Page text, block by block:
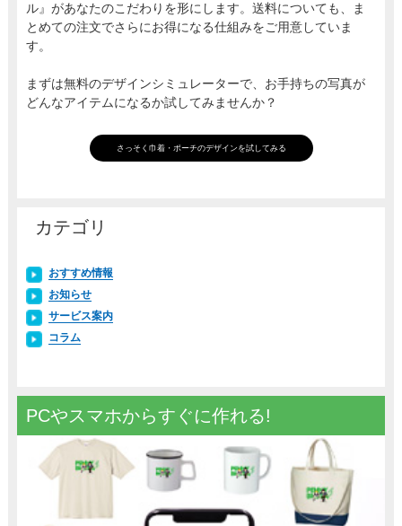
ル』があなたのこだわりを形にします。送料についても、ま
とめての注文でさらにお得になる仕組みをご用意していま
す。
まずは無料のデザインシミュレーターで、お手持ちの写真が
どんなアイテムになるか試してみませんか？
さっそく巾着・ポーチのデザインを試してみる
カテゴリ
おすすめ情報
お知らせ
サービス案内
コラム
PCやスマホからすぐに作れる!